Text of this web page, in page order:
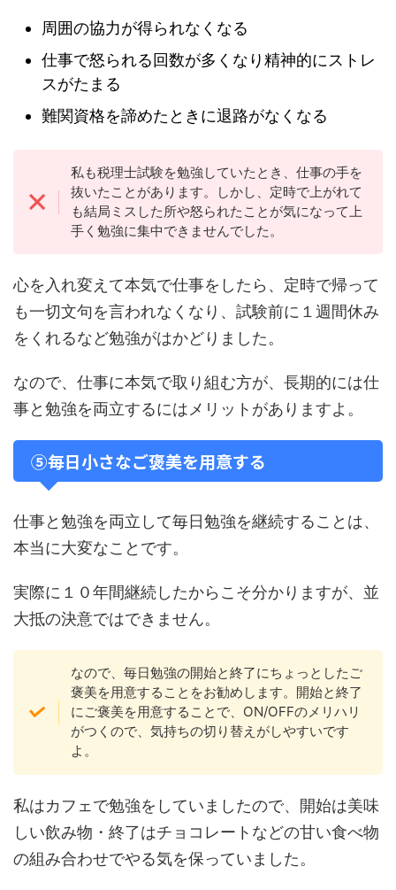
周囲の協力が得られなくなる
仕事で怒られる回数が多くなり精神的にストレ
スがたまる
難関資格を諦めたときに退路がなくなる
私も税理士試験を勉強していたとき、仕事の手を
抜いたことがあります。しかし、定時で上がれて
も結局ミスした所や怒られたことが気になって上
手く勉強に集中できませんでした。
心を入れ変えて本気で仕事をしたら、定時で帰って
も一切文句を言われなくなり、試験前に１週間休み
をくれるなど勉強がはかどりました。
なので、仕事に本気で取り組む方が、長期的には仕
事と勉強を両立するにはメリットがありますよ。
⑤毎日小さなご褒美を用意する
仕事と勉強を両立して毎日勉強を継続することは、
本当に大変なことです。
実際に１０年間継続したからこそ分かりますが、並
大抵の決意ではできません。
なので、毎日勉強の開始と終了にちょっとしたご
褒美を用意することをお勧めします。開始と終了
にご褒美を用意することで、ON/OFFのメリハリ
がつくので、気持ちの切り替えがしやすいです
よ。
私はカフェで勉強をしていましたので、開始は美味
しい飲み物・終了はチョコレートなどの甘い食べ物
の組み合わせでやる気を保っていました。